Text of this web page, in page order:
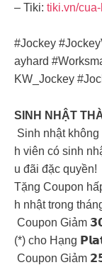
– Tiki: tiki.vn/
#Jockey
ayhard
KW_Jockey
SINH NHẬT
Sinh nhật
h viên có sinh
u đãi đặc quyền!
Tặng Coupon
h nhật trong
Coupon Giảm
(*) cho Hạng
Coupon Giảm